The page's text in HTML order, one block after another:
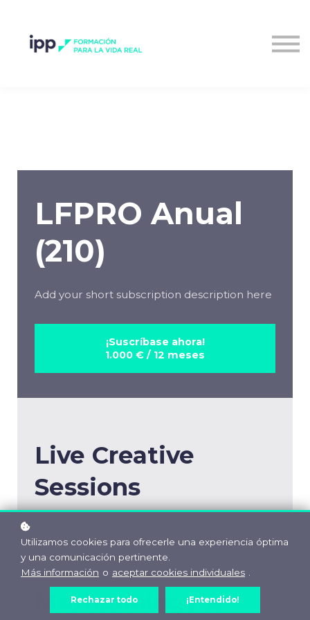
LFPRO Anual
(210)
Add your short subscription description here
¡Suscríbase ahora!
1.000 € / 12 meses
Live Creative
Sessions
Methodology &
Utilizamos cookies para ofrecerle una experiencia óptima
y una comunicación pertinente.
Más información o aceptar cookies individuales
Rechazar todo ¡Entendido!